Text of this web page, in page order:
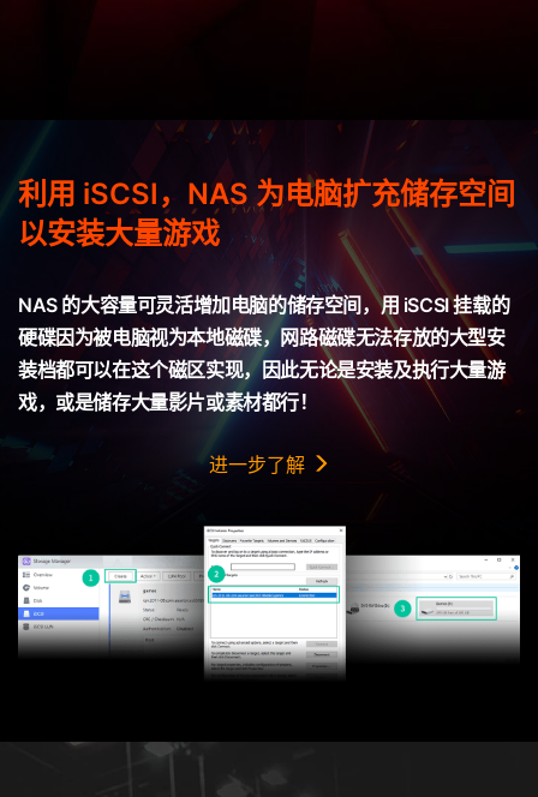
利用 iSCSI，NAS 为电脑扩充储存空间
以安装大量游戏
NAS 的大容量可灵活增加电脑的储存空间，用 iSCSI 挂载的
硬碟因为被电脑视为本地磁碟，网路磁碟无法存放的大型安
装档都可以在这个磁区实现，因此无论是安装及执行大量游
戏，或是储存大量影片或素材都行！
进一步了解